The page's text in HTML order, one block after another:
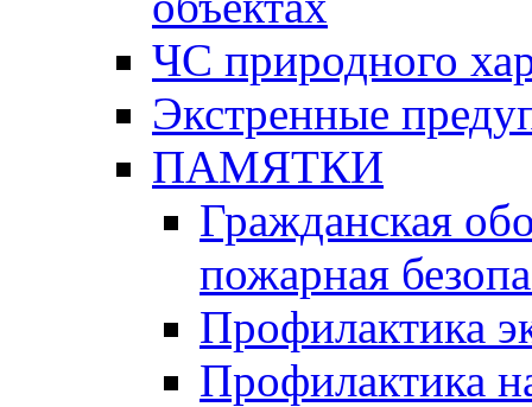
ЧС природного
Экстренные
ПАМЯТКИ
Гражданская
пожарная
Профилактика
Профилактика